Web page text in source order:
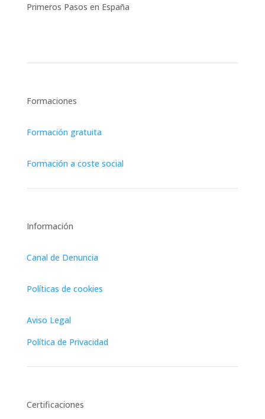
Primeros Pasos en España
Formaciones
Formación gratuita
Formación a coste social
Información
Canal de Denuncia
Políticas de cookies
Aviso Legal
Política de Privacidad
Certificaciones